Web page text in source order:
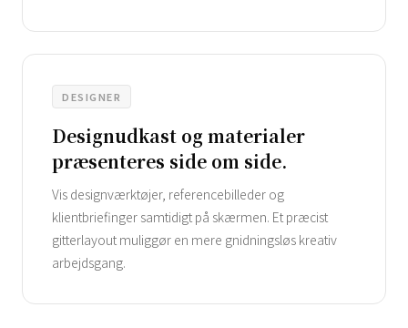
DESIGNER
Designudkast og materialer
præsenteres side om side.
Vis designværktøjer, referencebilleder og
klientbriefinger samtidigt på skærmen. Et præcist
gitterlayout muliggør en mere gnidningsløs kreativ
arbejdsgang.